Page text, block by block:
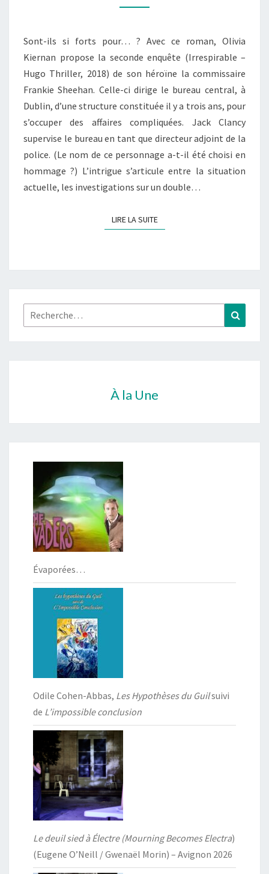
DU
Sont-ils si forts pour… ? Avec ce roman, Olivia
Kiernan propose la seconde enquête (Irrespirable –
Hugo Thriller, 2018) de son héroïne la commissaire
Frankie Sheehan. Celle-ci dirige le bureau central, à
Dublin, d’une structure constituée il y a trois ans, pour
s’occuper des affaires compliquées. Jack Clancy
supervise le bureau en tant que directeur adjoint de la
police. (Le nom de ce personnage a-t-il été choisi en
hommage ?) L’intrigue s’articule entre la situation
actuelle, les investigations sur un double…
LIRE LA SUITELIRE LA SUITE
Rechercher :
À la Une
Évaporées…
Odile Cohen-Abbas, Les Hypothèses du Guilsuivi
de L’impossible conclusion
Le deuil sied à Électre (Mourning Becomes Electra)
(Eugene O’Neill / Gwenaël Morin) – Avignon 2026